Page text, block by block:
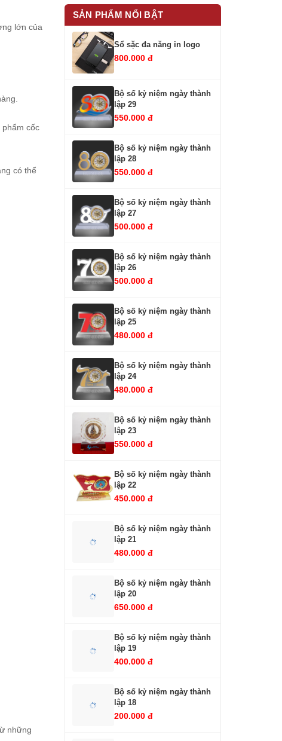
lớn của
cốc
có thể
những
SẢN PHẨM NỔI BẬT
Sổ sặc đa năng in logo
800.000 đ
Bộ số kỷ niệm ngày thành
lập 29
550.000 đ
Bộ số kỷ niệm ngày thành
lập 28
550.000 đ
Bộ số kỷ niệm ngày thành
lập 27
500.000 đ
Bộ số kỷ niệm ngày thành
lập 26
500.000 đ
Bộ số kỷ niệm ngày thành
lập 25
480.000 đ
Bộ số kỷ niệm ngày thành
lập 24
480.000 đ
Bộ số kỷ niệm ngày thành
lập 23
550.000 đ
Bộ số kỷ niệm ngày thành
lập 22
450.000 đ
Bộ số kỷ niệm ngày thành
lập 21
480.000 đ
Bộ số kỷ niệm ngày thành
lập 20
650.000 đ
Bộ số kỷ niệm ngày thành
lập 19
400.000 đ
Bộ số kỷ niệm ngày thành
lập 18
200.000 đ